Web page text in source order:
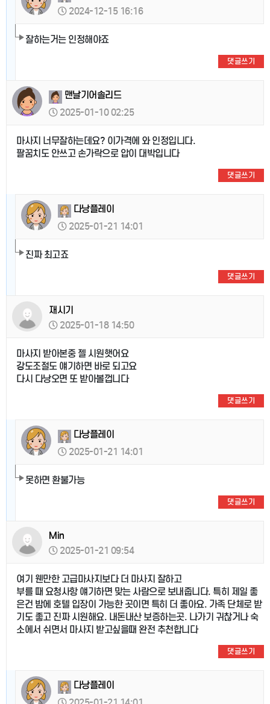
2024-12-15 16:16
잘하는거는 인정해야죠
댓글쓰기
맨날기어솔리드
2025-01-10 02:25
마사지 너무잘하는데요? 이가격에 와 인정입니다.
팔꿈치도 안쓰고 손가락으로 압이 대박입니다
댓글쓰기
다낭플레이
2025-01-21 14:01
진짜 최고죠
댓글쓰기
재시기
2025-01-18 14:50
마사지 받아본중 젤 시원햇어요
강도조절도 얘기하면 바로 되고요
다시 다낭오면 또 받아볼껍니다
댓글쓰기
다낭플레이
2025-01-21 14:01
못하면 환불가능
댓글쓰기
Min
2025-01-21 09:54
여기 웬만한 고급마사지보다 더 마사지 잘하고
부를 때 요청사항 얘기하면 맞는 사람으로 보내줍니다. 특히 제일 좋
은건 밤에 호텔 입장이 가능한 곳이면 특히 더 좋아요. 가족 단체로 받
기도 좋고 진짜 시원해요. 내돈내산 보증하는곳. 나가기 귀찮거나 숙
소에서 쉬면서 마사지 받고싶을때 완전 추천합니다
댓글쓰기
다낭플레이